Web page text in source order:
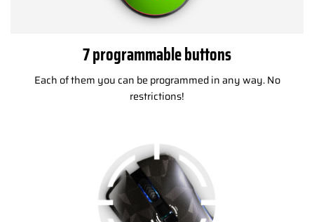
7 programmable buttons
Each of them you can be programmed in any way. No
restrictions!